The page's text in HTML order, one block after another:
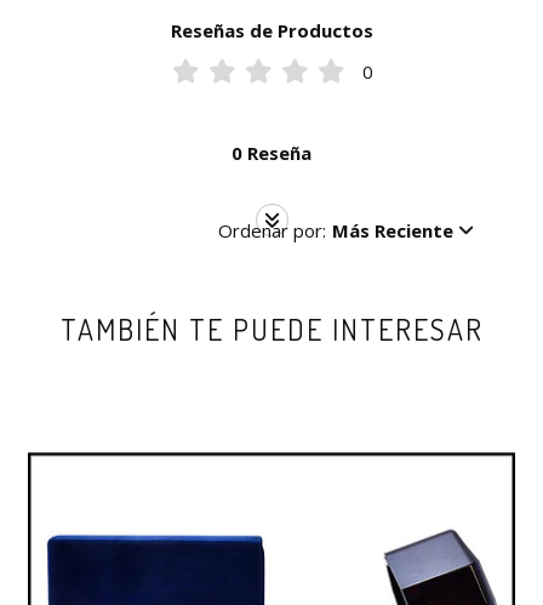
Reseñas de Productos
0
0 Reseña
Ordenar por: Más Reciente
TAMBIÉN TE PUEDE INTERESAR